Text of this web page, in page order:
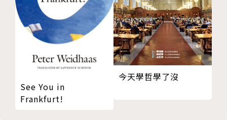
「如何藉由釐清黃光國難題建構華人修養心理學」（2
017），並榮獲宜大106學年度博雅學部學術研究績優
獎（2018）。
33 重新估量世間的價值
34 沒有人不能被感化
35 共同練存在
36 真正的夫子
37 講良知來殺良知
39 誠意是萬教公法
40 不斷刺激感官
See You in
Frankfurt!
今天學哲學了沒